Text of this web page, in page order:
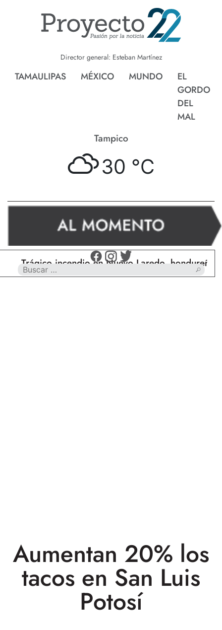
Director general: Esteban Martínez
TAMAULIPAS MÉXICO MUNDO
EL
GORDO
DEL
MAL
Tampico
30 °C
Trágico incendio en Nuevo Laredo, hondureño
Aumentan 20% los
tacos en San Luis
Potosí